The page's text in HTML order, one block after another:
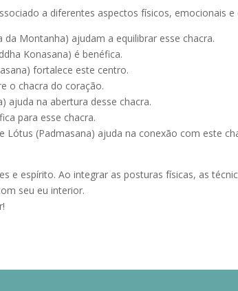
a diferentes aspectos físicos, emocionais e
Montanha) ajudam a equilibrar esse chacra.
Konasana) é benéfica.
fortalece este centro.
o chacra do coração.
ajuda na abertura desse chacra.
para esse chacra.
Lótus (Padmasana) ajuda na conexão com este
e espírito. Ao integrar as posturas físicas, as
seu eu interior.